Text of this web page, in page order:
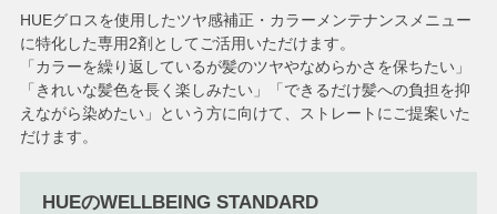
HUEグロスを使用したツヤ感補正・カラーメンテナンスメニュー
に特化した専用2剤としてご活用いただけます。
「カラーを繰り返しているが髪のツヤやなめらかさを保ちたい」
「きれいな髪色を長く楽しみたい」「できるだけ髪への負担を抑
えながら染めたい」という方に向けて、ストレートにご提案いた
だけます。
HUEのWELLBEING STANDARD